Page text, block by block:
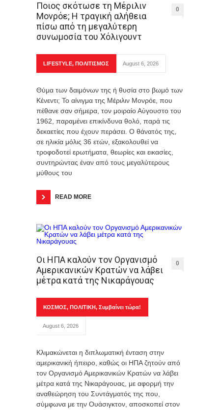
Ποιος σκότωσε τη Μέριλιν
Μονρόε; Η τραγική αλήθεια
πίσω από τη μεγαλύτερη
συνωμοσία του Χόλιγουντ
0
LIFESTYLE, ΠΟΛΙΤΙΣΜΟΣ August 6, 2026
Θύμα των δαιμόνων της ή θυσία στο βωμό των
Κένεντι; Το αίνιγμα της Μέριλιν Μονρόε, που
πέθανε σαν σήμερα, τον μοιραίο Αύγουστο του
1962, παραμένει επικίνδυνα θολό, παρά τις
δεκαετίες που έχουν περάσει. Ο θάνατός της,
σε ηλικία μόλις 36 ετών, εξακολουθεί να
τροφοδοτεί ερωτήματα, θεωρίες και εικασίες,
συντηρώντας έναν από τους μεγαλύτερους
μύθους του
READ MORE
Οι ΗΠΑ καλούν τον Οργανισμό
Αμερικανικών Κρατών να λάβει
μέτρα κατά της Νικαράγουας
0
ΚΟΣΜΟΣ, ΠΟΛΙΤΙΚΗ, Συμβαίνει τώρα!
August 6, 2026
Κλιμακώνεται η διπλωματική ένταση στην
αμερικανική ήπειρο, καθώς οι ΗΠΑ ζητούν από
τον Οργανισμό Αμερικανικών Κρατών να λάβει
μέτρα κατά της Νικαράγουας, με αφορμή την
αναθεώρηση του Συντάγματός της που,
σύμφωνα με την Ουάσιγκτον, αποσκοπεί στον